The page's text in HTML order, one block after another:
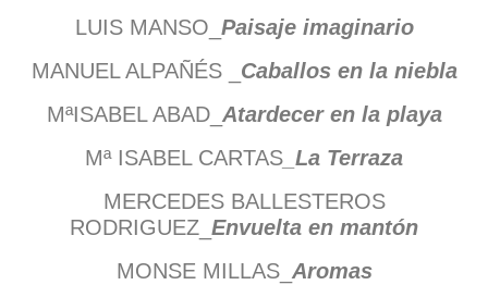
LUIS MANSO_ Paisaje imaginario
MANUEL ALPAÑÉS _ Caballos en la niebla
MªISABEL ABAD_ Atardecer en la playa
Mª ISABEL CARTAS _La Terraza
MERCEDES BALLESTEROS
RODRIGUEZ_ Envuelta en mantón
MONSE MILLAS_ Aromas